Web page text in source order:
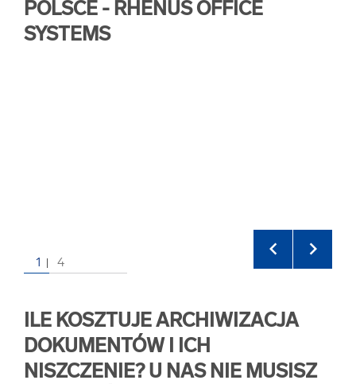
POLSCE - RHENUS OFFICE
SYSTEMS
1 4
ILE KOSZTUJE ARCHIWIZACJA
DOKUMENTÓW I ICH
NISZCZENIE? U NAS NIE MUSISZ